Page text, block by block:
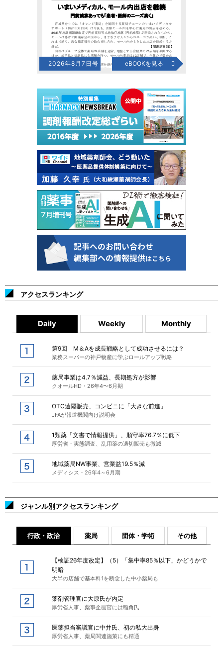
2026年8月7日号 eBOOKを見る
アクセスランキング
Daily Weekly Monthly
第9回 M＆Aを成長戦略として成功させるには？
業務スーパーの神戸物産に学ぶロールアップ戦略
薬局事業は4.7％減益、長期処方が影響
クオールHD・26年4〜6月期
OTC遠隔販売、コンビニに「大きな前進」
JFAが報道機関向け説明会
1類薬「文書で情報提供」、順守率76.7％に低下
厚労省・実態調査、乱用薬の適切販売も微減
地域薬局NW事業、営業益19.5％減
メディシス・26年4～6月期
ジャンル別アクセスランキング
行政・政治 薬局 団体・学術 その他
【検証26年度改定】（5）「集中率85％以下」かどうかで
明暗
大半の店舗で基本料1を断念した中小薬局も
薬剤管理官に大原氏が内定
厚労省人事、薬事企画官には稲角氏
医薬担当審議官に中井氏、初の私大出身
厚労省人事、薬局関連施策にも精通